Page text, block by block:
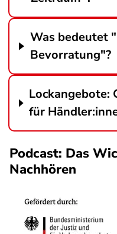
Was bedeutet
Bevorratung"?
Lockangebote:
für
Podcast: Das
Nachhören